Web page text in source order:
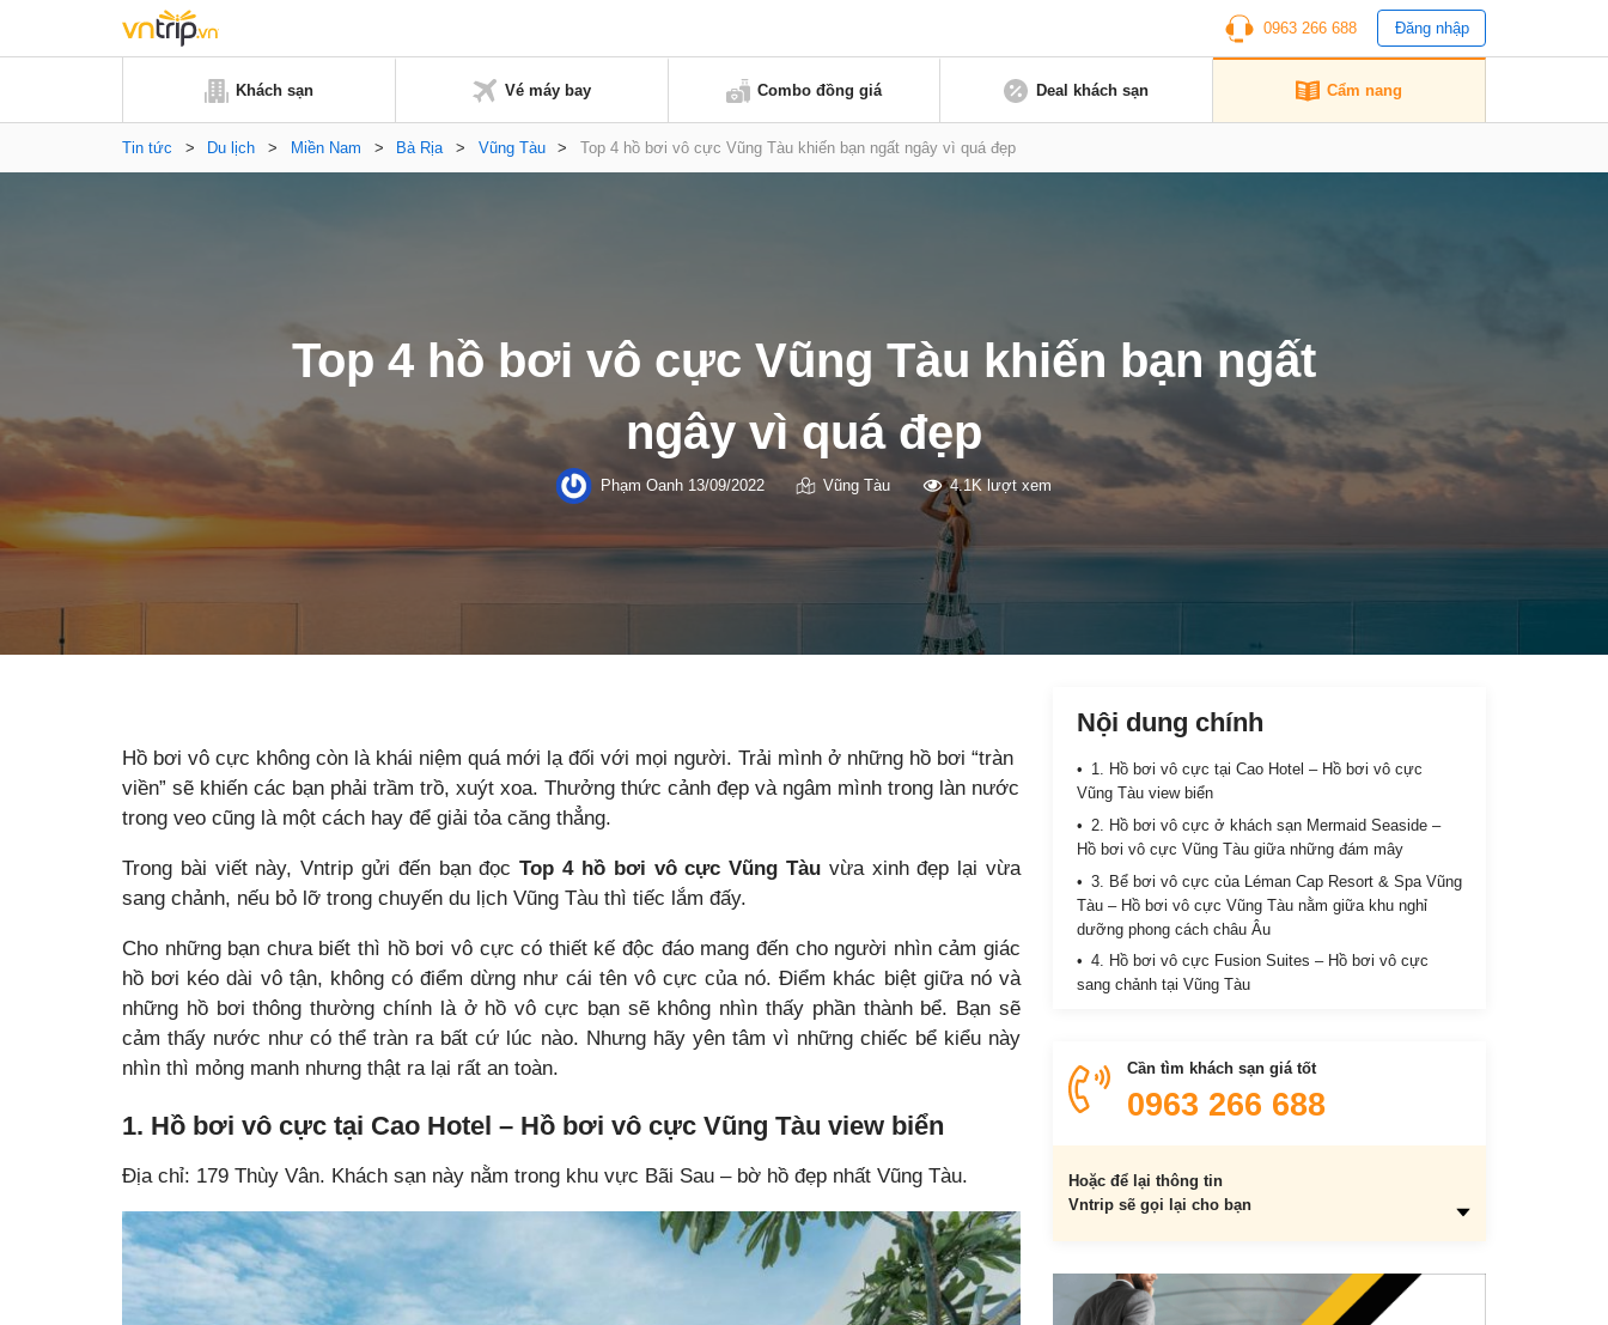
0963 266 688 Đăng nhập
Khách sạn Vé máy bay Combo đồng giá Deal khách sạn Cẩm nang
Tin tức > Du lịch > Miền Nam > Bà Rịa > Vũng Tàu > Top 4 hồ bơi vô cực Vũng Tàu khiến bạn ngất ngây vì quá đẹp
Top 4 hồ bơi vô cực Vũng Tàu khiến bạn ngất
ngây vì quá đẹp
Phạm Oanh13/09/2022 Vũng Tàu 4.1K lượt xem
Hồ bơi vô cực không còn là khái niệm quá mới lạ đối với mọi người. Trải mình ở những hồ bơi “tràn
viền” sẽ khiến các bạn phải trầm trồ, xuýt xoa. Thưởng thức cảnh đẹp và ngâm mình trong làn nước
trong veo cũng là một cách hay để giải tỏa căng thẳng.
Trong bài viết này, Vntrip gửi đến bạn đọcTop 4 hồ bơi vô cực Vũng Tàu vừa xinh đẹp lại vừa
sang chảnh, nếu bỏ lỡ trong chuyến du lịch Vũng Tàu thì tiếc lắm đấy.
Cho những bạn chưa biết thì hồ bơi vô cực có thiết kế độc đáo mang đến cho người nhìn cảm giác
hồ bơi kéo dài vô tận, không có điểm dừng như cái tên vô cực của nó. Điểm khác biệt giữa nó và
những hồ bơi thông thường chính là ở hồ vô cực bạn sẽ không nhìn thấy phần thành bể. Bạn sẽ
cảm thấy nước như có thể tràn ra bất cứ lúc nào. Nhưng hãy yên tâm vì những chiếc bể kiểu này
nhìn thì mỏng manh nhưng thật ra lại rất an toàn.
1. Hồ bơi vô cực tại Cao Hotel – Hồ bơi vô cực Vũng Tàu view biển
Địa chỉ: 179 Thùy Vân. Khách sạn này nằm trong khu vực Bãi Sau – bờ hồ đẹp nhất Vũng Tàu.
Nội dung chính
1. Hồ bơi vô cực tại Cao Hotel – Hồ bơi vô cực
Vũng Tàu view biển
2. Hồ bơi vô cực ở khách sạn Mermaid Seaside –
Hồ bơi vô cực Vũng Tàu giữa những đám mây
3. Bể bơi vô cực của Léman Cap Resort & Spa Vũng
Tàu – Hồ bơi vô cực Vũng Tàu nằm giữa khu nghỉ
dưỡng phong cách châu Âu
4. Hồ bơi vô cực Fusion Suites – Hồ bơi vô cực
sang chảnh tại Vũng Tàu
Cần tìm khách sạn giá tốt
0963 266 688
Hoặc để lại thông tin
Vntrip sẽ gọi lại cho bạn